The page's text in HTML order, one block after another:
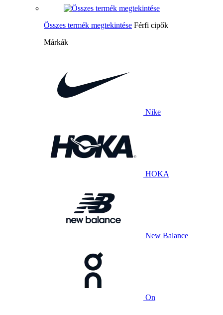
Összes termék megtekintése Férfi cipők
Márkák
Nike
HOKA
New Balance
On